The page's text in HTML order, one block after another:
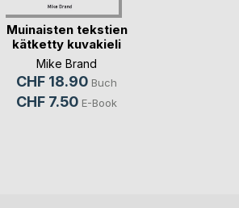
Muinaisten tekstien
kätketty kuvakieli
Mike Brand
CHF 18.90 Buch
CHF 7.50 E-Book